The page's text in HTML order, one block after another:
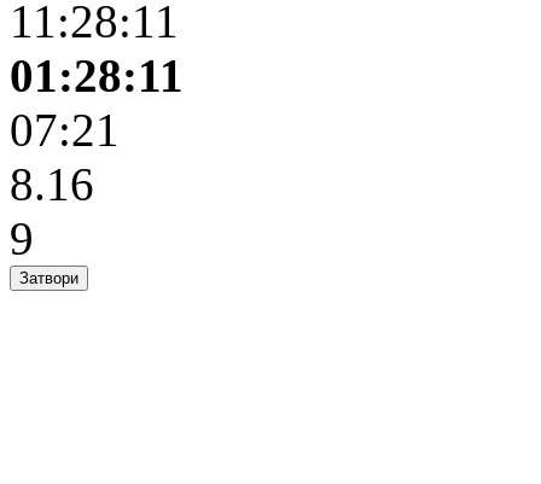
11:28:11
01:28:11
07:21
8.16
9
Затвори